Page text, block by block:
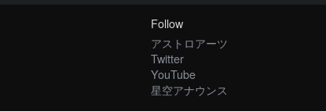
Follow
アストロアーツ
Twitter
YouTube
星空アナウンス